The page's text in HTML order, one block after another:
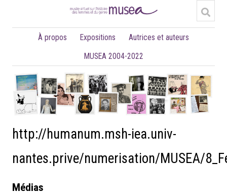
À propos Expositions
Autrices et auteurs
MUSEA 2004-2022
http://humanum.msh-iea.univ-
nantes.prive/numerisation/MUSEA/
Médias